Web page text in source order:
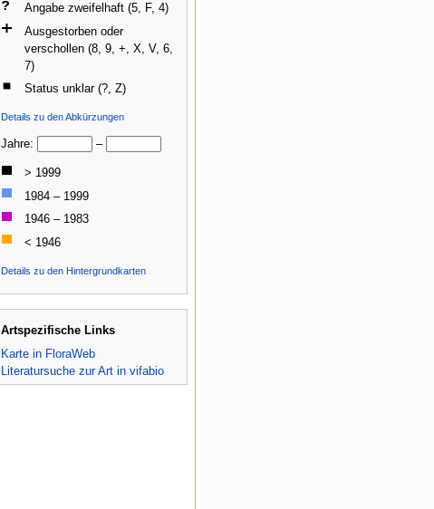
Angabe zweifelhaft (5, F, 4)
Ausgestorben oder
verschollen (8, 9, +, X, V, 6,
7)
Status unklar (?, Z)
Details zu den Abkürzungen
Jahre: –
> 1999
1984 – 1999
1946 – 1983
< 1946
Details zu den Hintergrundkarten
Artspezifische Links
Karte in FloraWeb
Literatursuche zur Art in vifabio